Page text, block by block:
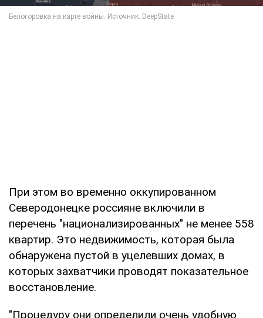
При этом во временно оккупированном
Северодонецке россияне включили в
перечень "национализированных" не менее 558
квартир. Это недвижимость, которая была
обнаружена пустой в уцелевших домах, в
которых захватчики проводят показательное
восстановление.
"Процедуру они определили очень удобную